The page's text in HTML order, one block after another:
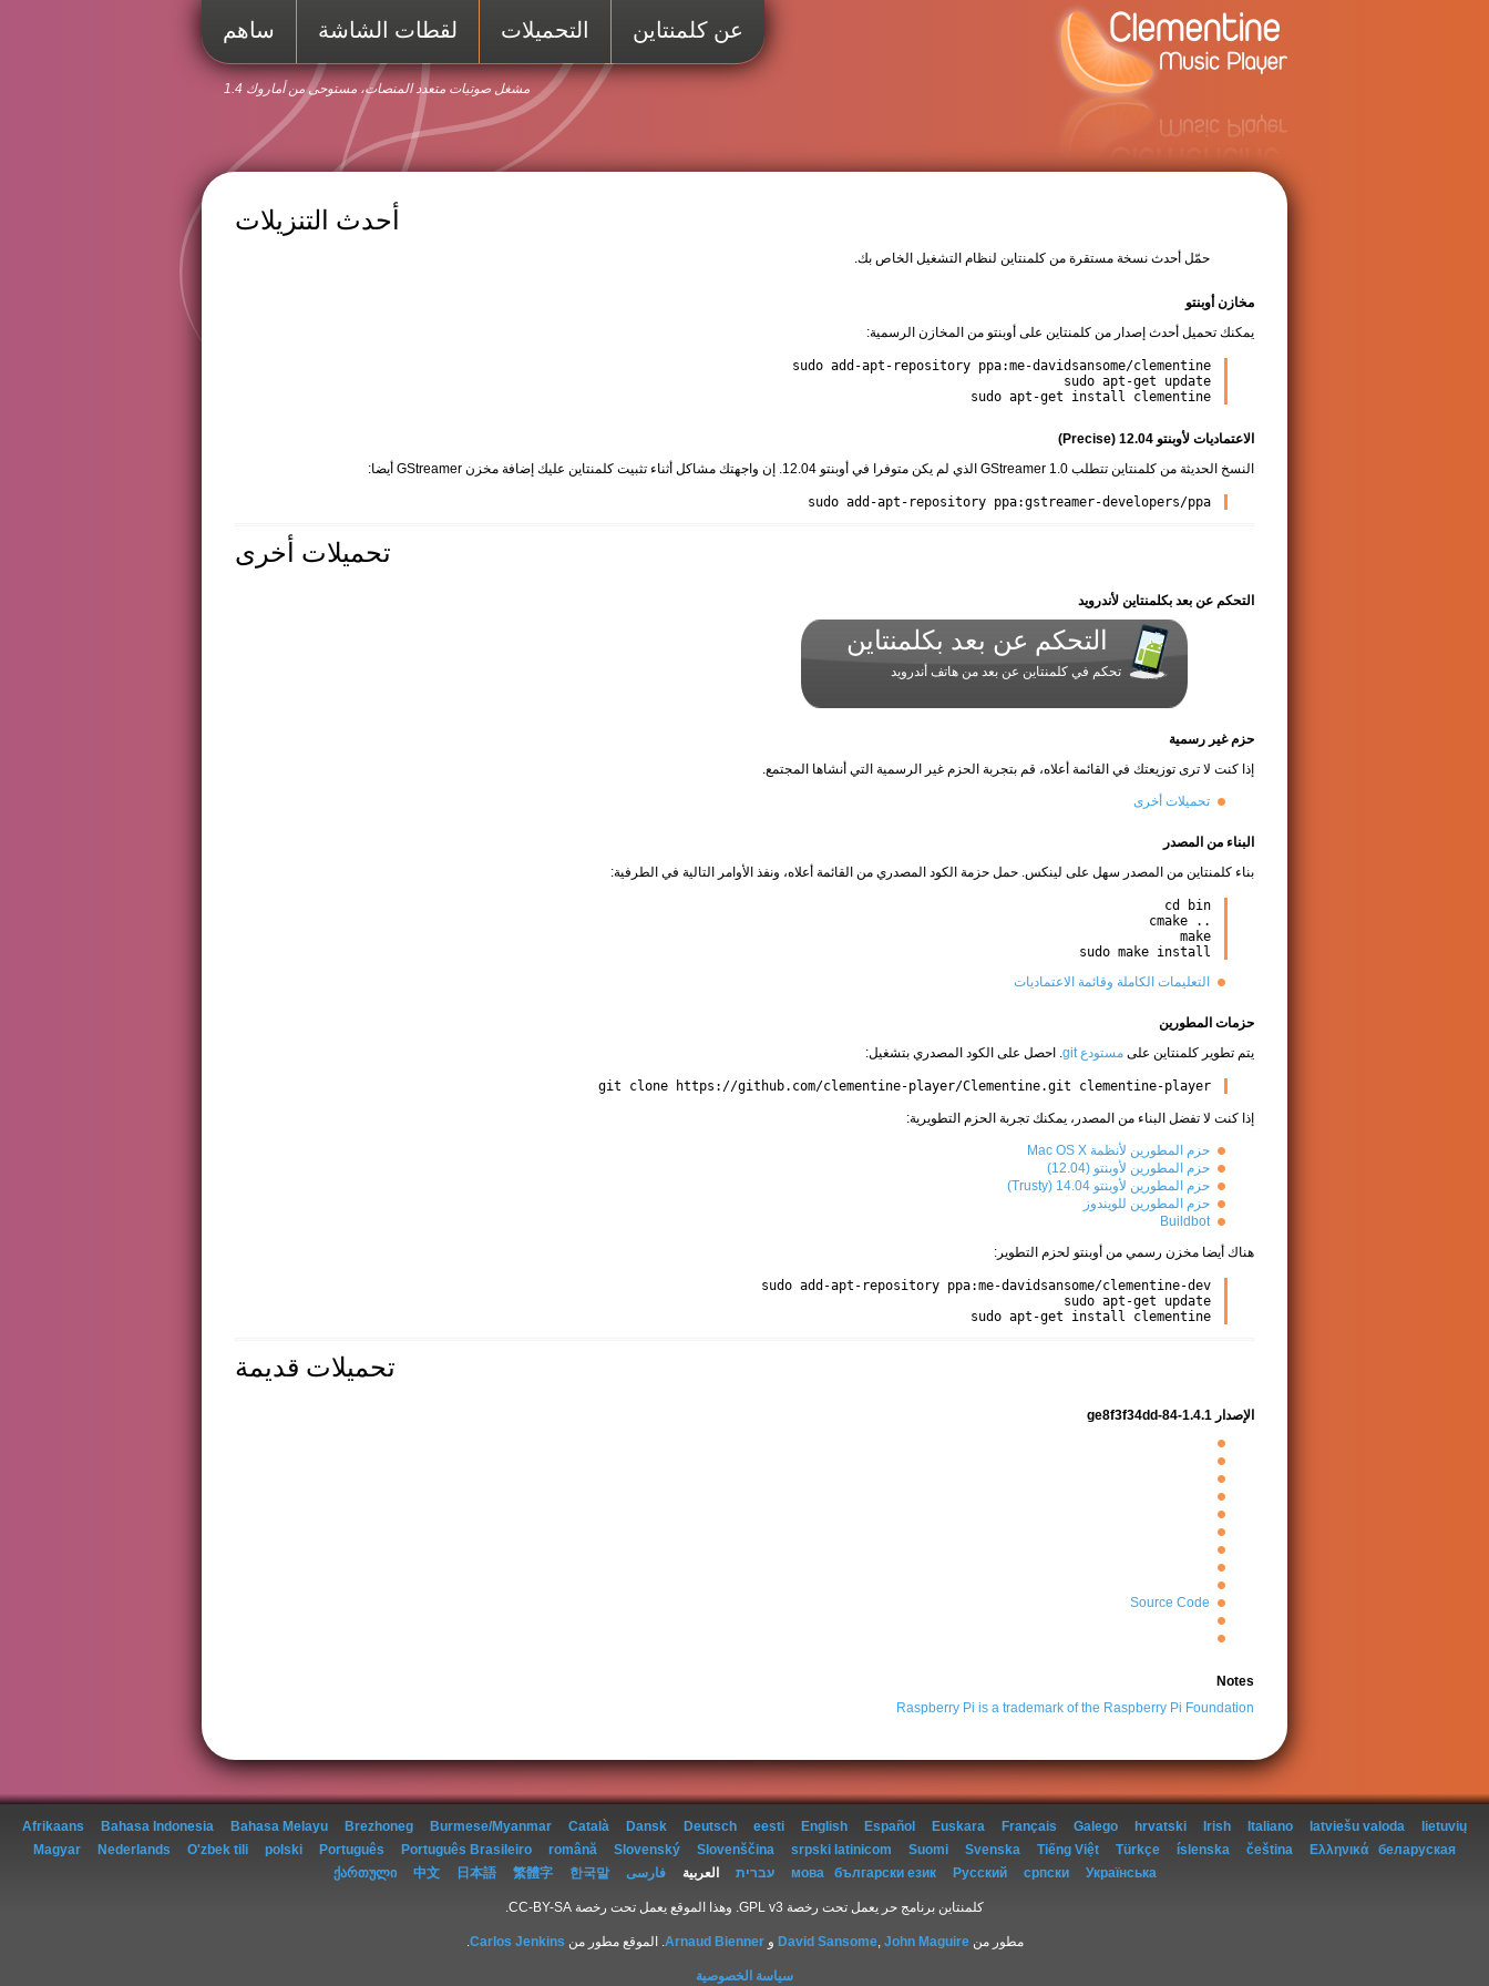
عن كلمنتاين التحميلات لقطات الشاشة ساهم
مشغل صوتيات متعدد المنصات، مستوحى من أماروك 1.4
أحدث التنزيلات
حمّل أحدث نسخة مستقرة من كلمنتاين لنظام التشغيل الخاص بك.
مخازن أوبنتو
يمكنك تحميل أحدث إصدار من كلمنتاين على أوبنتو من المخازن الرسمية:
sudo apt-get install clementine
الاعتماديات لأوبنتو 12.04 (Precise)
النسخ الحديثة من كلمنتاين تتطلب GStreamer 1.0 الذي لم يكن متوفرا في أوبنتو 12.04. إن واجهتك مشاكل أثناء تثبيت كلمنتاين عليك إضافة مخزن GStreamer أيضا:
sudo add-apt-repository ppa:gstreamer-developers/ppa
تحميلات أخرى
التحكم عن بعد بكلمنتاين لأندرويد
التحكم عن بعد بكلمنتاين
تحكم في كلمنتاين عن بعد من هاتف أندرويد
حزم غير رسمية
إذا كنت لا ترى توزيعتك في القائمة أعلاه، قم بتجربة الحزم غير الرسمية التي أنشاها المجتمع.
تحميلات أخرى
البناء من المصدر
بناء كلمنتاين من المصدر سهل على لينكس. حمل حزمة الكود المصدري من القائمة أعلاه، ونفذ الأوامر التالية في الطرفية:
cd bin
cmake ..
make
sudo make install
التعليمات الكاملة وقائمة اﻻعتماديات
حزمات المطورين
يتم تطوير كلمنتاين على مستودع git . احصل على الكود المصدري بتشغيل:
git clone https://github.com/clementine-player/Clementine.git clementine-player
إذا كنت لا تفضل البناء من المصدر، يمكنك تجربة الحزم التطويرية:
حزم المطورين لأنظمة Mac OS X
حزم المطورين لأوبنتو (12.04)
حزم المطورين لأوبنتو 14.04 (Trusty)
حزم المطورين للويندوز
Buildbot
هناك أيضا مخزن رسمي من أوبنتو لحزم التطوير:
sudo apt-get install clementine
تحميلات قديمة
الإصدار 1.4.1-84-ge8f3f34dd
Source Code
Notes
Raspberry Pi is a trademark of the Raspberry Pi Foundation
Afrikaans Bahasa Indonesia Bahasa Melayu Brezhoneg Burmese/Myanmar Català Dansk Deutsch eesti English Español Euskara Français Galego hrvatski Irish Italiano latviešu valoda
lietuvių
Magyar
Nederlands O'zbek tili polski Português Português Brasileiro română Slovenský Slovenščina srpski latinicom Suomi Svenska Tiếng Việt Türkçe íslenska čeština Ελληνικά
беларуская
мова
български език Русский српски Українська עברית العربية فارسی ქართული 中文 日本語 繁體字 한국말
كلمنتاين برنامج حر يعمل تحت رخصة GPL v3. وهذا الموقع يعمل تحت رخصة CC-BY-SA.
مطور من David Sansome, John Maguire وArnaud Bienner. الموقع مطور من Carlos Jenkins
.
سياسة الخصوصية